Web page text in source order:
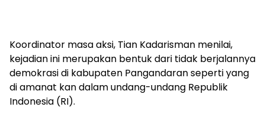
Koordinator masa aksi, Tian Kadarisman menilai,
kejadian ini merupakan bentuk dari tidak berjalannya
demokrasi di kabupaten Pangandaran seperti yang
di amanat kan dalam undang-undang Republik
Indonesia (RI).